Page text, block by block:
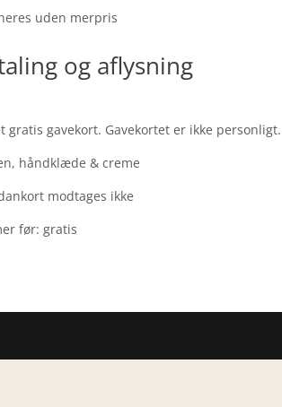
uden merpris
og aflysning
gratis gavekort. Gavekortet er ikke personligt.
håndklæde & creme
modtages ikke
før: gratis